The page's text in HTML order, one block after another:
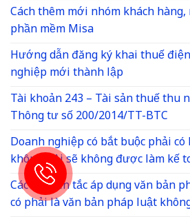
Cách thêm mới nhóm khách
phần mềm Misa
Hướng dẫn đăng ký khai thuế
nghiệp mới thành lập
Tài khoản 243 – Tài sản thuế thu
Thông tư số 200/2014/TT-BTC
Doanh nghiệp có bắt buộc phải
không ? Ai sẽ không được làm kế
Các nguyên tắc áp dụng văn bản
có phải là văn bản pháp luật